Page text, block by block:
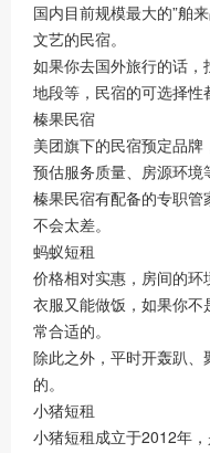
国内目前规模最大的”舶
文艺的民宿。
如果你去国外旅行的话
地段等，民宿的可选择性
榛果民宿
美团旗下的民宿预定品牌
预估服务质量、房源环境
榛果民宿有配备的专职
不会太差。
蚂蚁短租
价格相对实惠，房间的
衣服又能做饭，如果你
常合适的。
除此之外，平时开轰趴
的。
小猪短租
小猪短租成立于2012年